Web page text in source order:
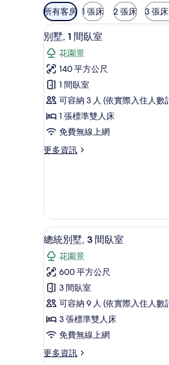
可
用
的
客
房
篩
選
條
件
所有客房 1 張床 2 張床 3 張
顯
示
別
墅,
間
臥
室
的
片
11
別墅, 1 間臥室
花園景
140 平方公尺
1 間臥室
可容納 3 人 (依實際入住人數
1 張標準雙人床
免費無線上網
更多資訊
更
臥
室
的
詳
情
顯
示
總
統
別
墅,
3
間
臥
13
總統別墅, 3 間臥室
花園景
600 平方公尺
3 間臥室
可容納 9 人 (依實際入住人數
3 張標準雙人床
免費無線上網
更多資訊
更